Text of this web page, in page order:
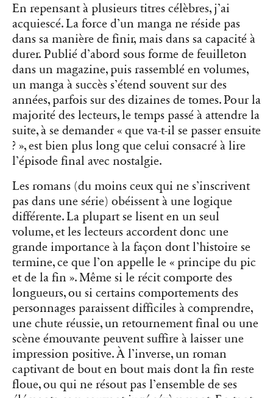
En repensant à plusieurs titres célèbres, j’ai
acquiescé. La force d’un manga ne réside pas
dans sa manière de finir, mais dans sa capacité à
durer. Publié d’abord sous forme de feuilleton
dans un magazine, puis rassemblé en volumes,
un manga à succès s’étend souvent sur des
années, parfois sur des dizaines de tomes. Pour la
majorité des lecteurs, le temps passé à attendre la
suite, à se demander « que va-t-il se passer ensuite
? », est bien plus long que celui consacré à lire
l’épisode final avec nostalgie.
Les romans (du moins ceux qui ne s’inscrivent
pas dans une série) obéissent à une logique
différente. La plupart se lisent en un seul
volume, et les lecteurs accordent donc une
grande importance à la façon dont l’histoire se
termine, ce que l’on appelle le « principe du pic
et de la fin ». Même si le récit comporte des
longueurs, ou si certains comportements des
personnages paraissent difficiles à comprendre,
une chute réussie, un retournement final ou une
scène émouvante peuvent suffire à laisser une
impression positive. À l’inverse, un roman
captivant de bout en bout mais dont la fin reste
floue, ou qui ne résout pas l’ensemble de ses